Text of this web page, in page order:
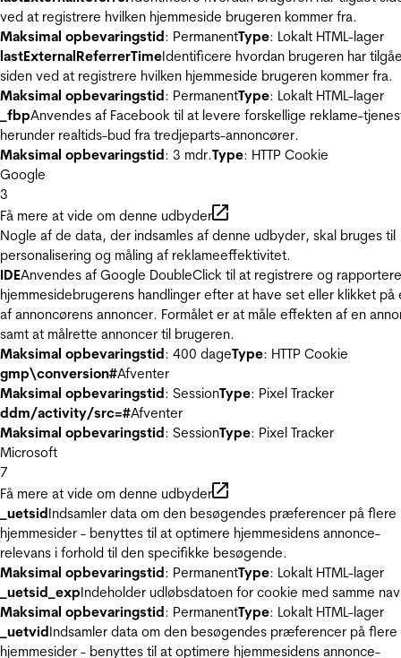
ved at registrere hvilken hjemmeside brugeren kommer fra.
Maksimal opbevaringstid: PermanentType: Lokalt HTML-lager
lastExternalReferrerTimeIdentificere hvordan brugeren har
siden ved at registrere hvilken hjemmeside brugeren kommer fra.
Maksimal opbevaringstid: PermanentType: Lokalt HTML-lager
_fbpAnvendes af Facebook til at levere forskellige reklame-
herunder realtids-bud fra tredjeparts-annoncører.
Maksimal opbevaringstid: 3 mdr.Type: HTTP Cookie
Google
3
Få mere at vide om denne udbyder
Nogle af de data, der indsamles af denne udbyder, skal bruges til
personalisering og måling af reklameeffektivitet.
IDEAnvendes af Google DoubleClick til at registrere og
hjemmesidebrugerens handlinger efter at have set eller klikket på
af annoncørens annoncer. Formålet er at måle effekten af en
samt at målrette annoncer til brugeren.
Maksimal opbevaringstid: 400 dageType: HTTP Cookie
gmp\conversion#Afventer
Maksimal opbevaringstid: SessionType: Pixel Tracker
ddm/activity/src=#Afventer
Maksimal opbevaringstid: SessionType: Pixel Tracker
Microsoft
7
Få mere at vide om denne udbyder
_uetsidIndsamler data om den besøgendes præferencer på flere
hjemmesider - benyttes til at optimere hjemmesidens annonce-
relevans i forhold til den specifikke besøgende.
Maksimal opbevaringstid: PermanentType: Lokalt HTML-lager
_uetsid_expIndeholder udløbsdatoen for cookie med samme
Maksimal opbevaringstid: PermanentType: Lokalt HTML-lager
_uetvidIndsamler data om den besøgendes præferencer på flere
hjemmesider - benyttes til at optimere hjemmesidens annonce-